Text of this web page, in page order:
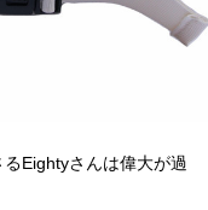
Eightyさんは偉大が過